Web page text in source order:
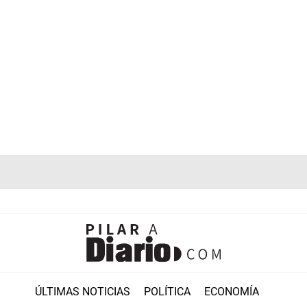
ÚLTIMAS NOTICIAS POLÍTICA ECONOMÍA